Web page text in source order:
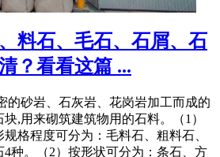
料石、毛石、石屑、石
？看看这篇 ...
的砂岩、石灰岩、花岗岩加工而成的
,用来砌筑建筑物用的石料。（1）
格程度可分为：毛料石、粗料石、
种。（2）按形状可分为：条石、方